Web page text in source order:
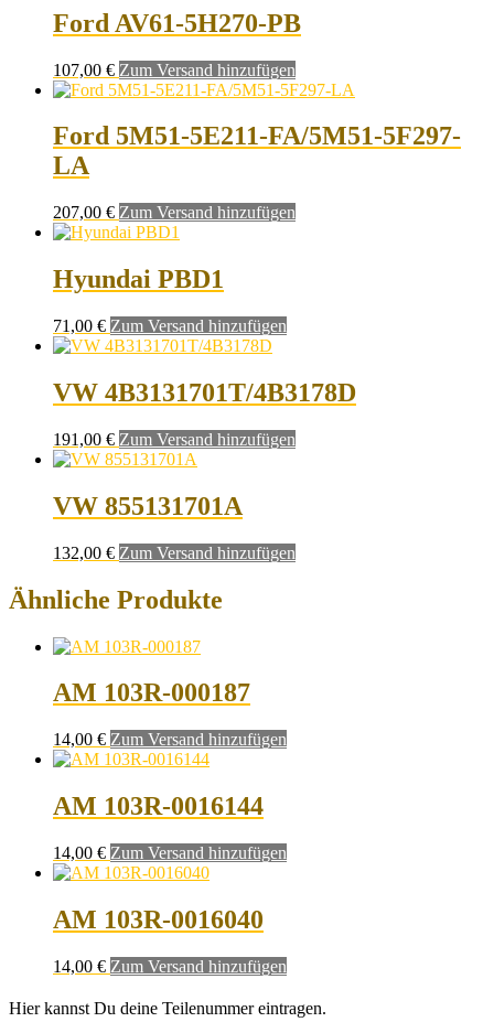
Ford AV61-5H270-PB
107,00 € Zum Versand hinzufügen
Ford 5M51-5E211-FA/5M51-5F297-
LA
207,00 € Zum Versand hinzufügen
Hyundai PBD1
71,00 € Zum Versand hinzufügen
VW 4B3131701T/4B3178D
191,00 € Zum Versand hinzufügen
VW 855131701A
132,00 € Zum Versand hinzufügen
Ähnliche Produkte
AM 103R-000187
14,00 € Zum Versand hinzufügen
AM 103R-0016144
14,00 € Zum Versand hinzufügen
AM 103R-0016040
14,00 € Zum Versand hinzufügen
Hier kannst Du deine Teilenummer eintragen.